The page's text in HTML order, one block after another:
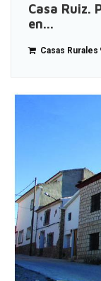
Casa Ruiz.
en...
Casas Rurales